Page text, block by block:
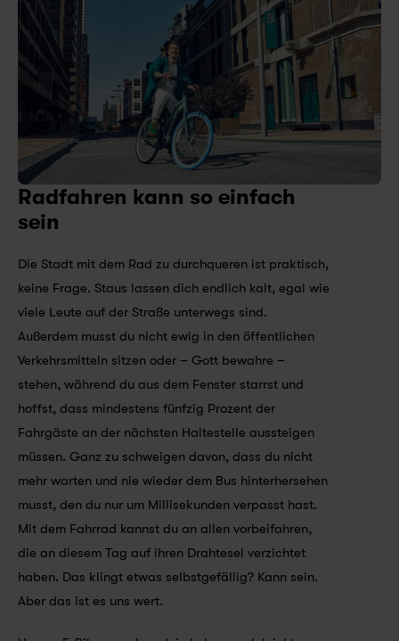
Radfahren kann so einfach
sein
Die Stadt mit dem Rad zu durchqueren ist praktisch,
keine Frage. Staus lassen dich endlich kalt, egal wie
viele Leute auf der Straße unterwegs sind.
Außerdem musst du nicht ewig in den öffentlichen
Verkehrsmitteln sitzen oder – Gott bewahre –
stehen, während du aus dem Fenster starrst und
hoffst, dass mindestens fünfzig Prozent der
Fahrgäste an der nächsten Haltestelle aussteigen
müssen. Ganz zu schweigen davon, dass du nicht
mehr warten und nie wieder dem Bus hinterhersehen
musst, den du nur um Millisekunden verpasst hast.
Mit dem Fahrrad kannst du an allen vorbeifahren,
die an diesem Tag auf ihren Drahtesel verzichtet
haben. Das klingt etwas selbstgefällig? Kann sein.
Aber das ist es uns wert.